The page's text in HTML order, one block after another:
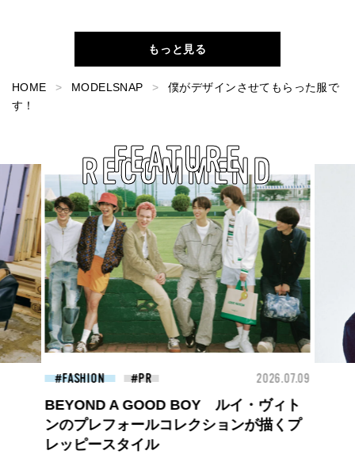
もっと見る
HOME MODELSNAP
僕がデザインさせてもらった服で
す！
RECOMMEND
FEATURE
FASHION 2026.07.09
【PRADA × NI-KI(ENHYPEN)】時をかけ
る、ニューモード